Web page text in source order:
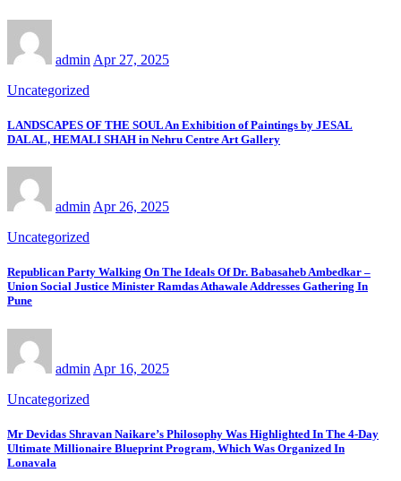
admin Apr 27, 2025
Uncategorized
LANDSCAPES OF THE SOUL An Exhibition of Paintings by JESAL
DALAL, HEMALI SHAH in Nehru Centre Art Gallery
admin Apr 26, 2025
Uncategorized
Republican Party Walking On The Ideals Of Dr. Babasaheb Ambedkar –
Union Social Justice Minister Ramdas Athawale Addresses Gathering In
Pune
admin Apr 16, 2025
Uncategorized
Mr Devidas Shravan Naikare’s Philosophy Was Highlighted In The 4-Day
Ultimate Millionaire Blueprint Program, Which Was Organized In
Lonavala